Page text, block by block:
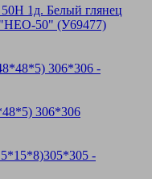
1д. Белый глянец
50" (У69477)
306*306